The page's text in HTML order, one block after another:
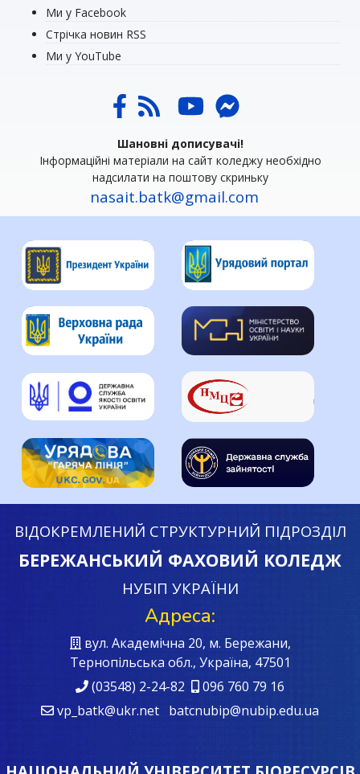
Ми у Facebook
Стрічка новин RSS
Ми у YouTube
Шановні дописувачі!
Інформаційні матеріали на сайт коледжу необхідно
надсилати на поштову скриньку
nasait.batk@gmail.com
ВІДОКРЕМЛЕНИЙ СТРУКТУРНИЙ ПІДРОЗДІЛ
БЕРЕЖАНСЬКИЙ ФАХОВИЙ КОЛЕДЖ
НУБІП УКРАЇНИ
Адреса:
вул. Академічна 20, м. Бережани,
Тернопільська обл., Україна, 47501
(03548) 2-24-82
096 760 79 16
vp_batk@ukr.net batcnubip@nubip.edu.ua